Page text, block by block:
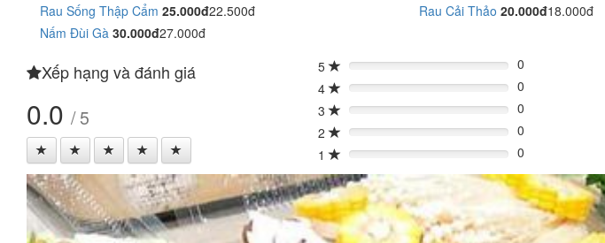
Rau Sống Thập Cẩm 25.000đ22.500đ Rau Cải Thảo 20.000đ18.000đ
Nấm Đùi Gà 30.000đ27.000đ
Xếp hạng và đánh giá
0.0 / 5
5 0%
0
4
0%
0
3
0%
0
2
0%
0
1
0% 0